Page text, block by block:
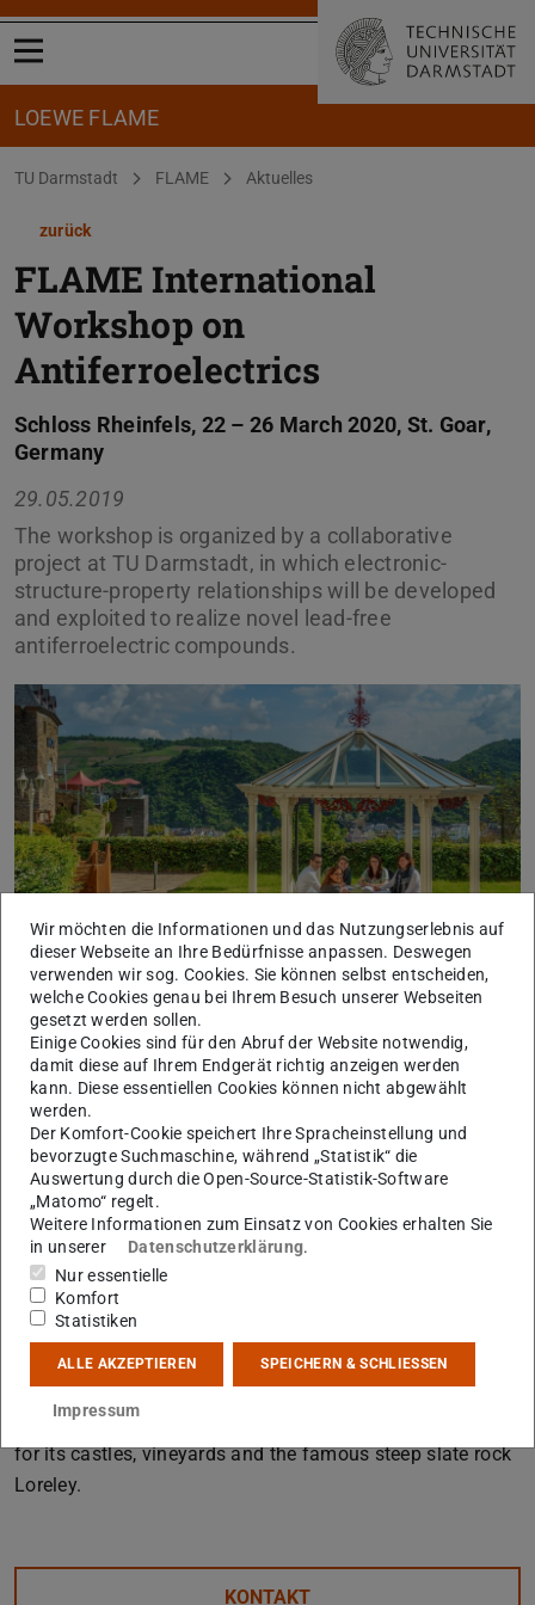
Menü öffnen
LOEWE FLAME
Sie befinden sich hier:
TU Darmstadt FLAME Aktuelles
zurück
FLAME International
Workshop on
Antiferroelectrics
Schloss Rheinfels, 22 – 26 March 2020, St. Goar,
Germany
29.05.2019
The workshop is organized by a collaborative
project at TU Darmstadt, in which electronic-
structure-property relationships will be developed
and exploited to realize novel lead-free
antiferroelectric compounds.
Schloss Rheinfels in St. Goar. Image: Katja Verhoeven
The workshop will take place on 22 – 26 March 2020 in
St. Goar at Schloss Rheinfels. We will gather experts in
processing, characterization and theory to discuss
Materials and applications
Bulk and thin films
Fundamental properties
Structural pecularities
Electronic structure and defects
and related aspects
Venue
Schloss Rheinfelsin St. Goar is embedded within the
picturesque upper middle rhine valley. The region belongs
to the UNESCO list of World Heritage Sites and is famous
for its castles, vineyards and the famous steep slate rock
Loreley.
KONTAKT
Wir möchten die Informationen und das Nutzungserlebnis auf
dieser Webseite an Ihre Bedürfnisse anpassen. Deswegen
verwenden wir sog. Cookies. Sie können selbst entscheiden,
welche Cookies genau bei Ihrem Besuch unserer Webseiten
gesetzt werden sollen.
Einige Cookies sind für den Abruf der Website notwendig,
damit diese auf Ihrem Endgerät richtig anzeigen werden
kann. Diese essentiellen Cookies können nicht abgewählt
werden.
Der Komfort-Cookie speichert Ihre Spracheinstellung und
bevorzugte Suchmaschine, während „Statistik“ die
Auswertung durch die Open-Source-Statistik-Software
„Matomo“ regelt.
Weitere Informationen zum Einsatz von Cookies erhalten Sie
in unserer
Datenschutzerklärung.
Nur essentielle
Komfort
Statistiken
ALLE AKZEPTIEREN SPEICHERN & SCHLIESSEN
Impressum